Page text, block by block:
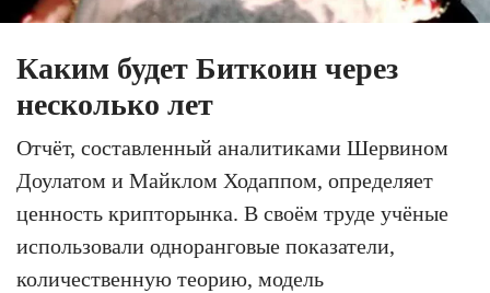
Каким будет Биткоин через
несколько лет
Отчёт, составленный аналитиками Шервином
Доулатом и Майклом Ходаппом, определяет
ценность крипторынка. В своём труде учёные
использовали одноранговые показатели,
количественную теорию, модель